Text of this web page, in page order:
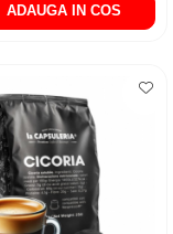
ADAUGA IN COS